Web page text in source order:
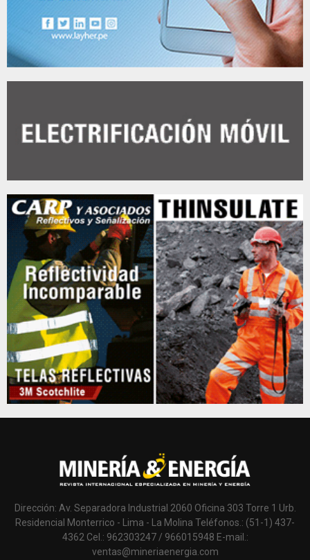
Dirección: Av. Separadora Industrial 2060 Oficina 303 Torre 1 Urb.
Residencial Monterrico - Lima - La Molina Teléfonos.: (51-1) 437-
4362 Cel.: 962303247 / 966015948 E-mail.:
ventas@mineriaenergia.com